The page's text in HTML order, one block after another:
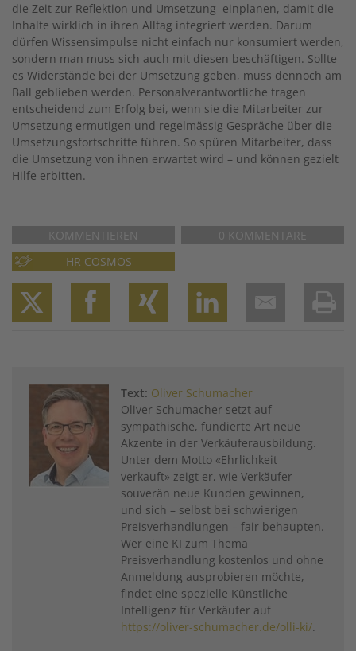
die Zeit zur Reflektion und Umsetzung einplanen, damit die
Inhalte wirklich in ihren Alltag integriert werden. Darum
dürfen Wissensimpulse nicht einfach nur konsumiert werden,
sondern man muss sich auch mit diesen beschäftigen. Sollte
es Widerstände bei der Umsetzung geben, muss dennoch am
Ball geblieben werden. Personalverantwortliche tragen
entscheidend zum Erfolg bei, wenn sie die Mitarbeiter zur
Umsetzung ermutigen und regelmässig Gespräche über die
Umsetzungsfortschritte führen. So spüren Mitarbeiter, dass
die Umsetzung von ihnen erwartet wird – und können gezielt
Hilfe erbitten.
KOMMENTIEREN
0 KOMMENTARE
HR COSMOS
Text: Oliver Schumacher
Oliver Schumacher setzt auf
sympathische, fundierte Art neue
Akzente in der Verkäuferausbildung.
Unter dem Motto «Ehrlichkeit
verkauft» zeigt er, wie Verkäufer
souverän neue Kunden gewinnen,
und sich – selbst bei schwierigen
Preisverhandlungen – fair behaupten.
Wer eine KI zum Thema
Preisverhandlung kostenlos und ohne
Anmeldung ausprobieren möchte,
findet eine spezielle Künstliche
Intelligenz für Verkäufer auf
https://oliver-schumacher.de/olli-ki/.